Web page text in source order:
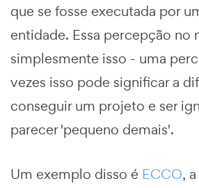
que se fosse executada por
entidade. Essa percepção no
simplesmente isso - uma
vezes isso pode significar a
conseguir um projeto e ser
parecer 'pequeno demais'.
Um exemplo disso é ECCO,